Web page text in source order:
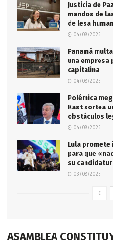
Justicia de
mandos de
de lesa
04/08/2026
Panamá
una empresa
capitalina
04/08/2026
Polémica
Kast sortea
obstáculos
04/08/2026
Lula promete
para que
su
03/08/2026
ASAMBLEA